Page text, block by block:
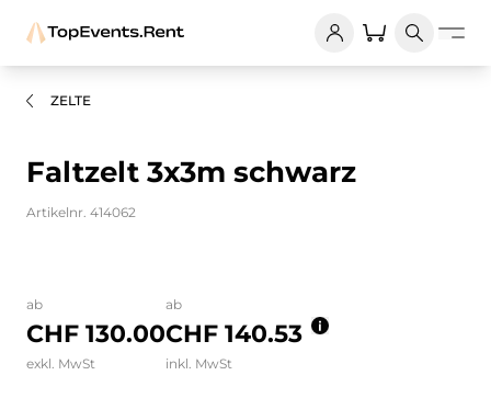
ZELTE
Faltzelt 3x3m schwarz
Artikelnr. 414062
ab
CHF 130.00
exkl. MwSt
ab
CHF 140.53
inkl. MwSt